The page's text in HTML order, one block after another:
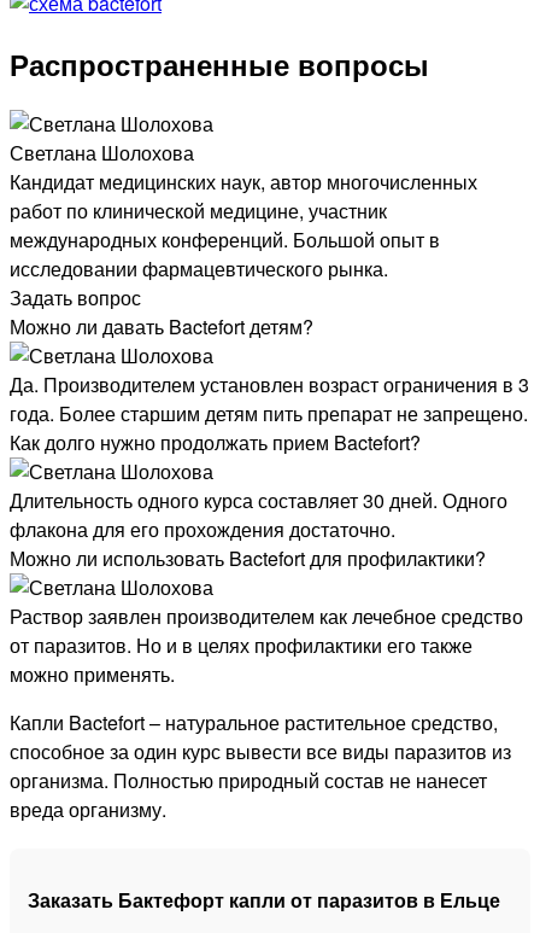
Распространенные вопросы
Светлана Шолохова
Кандидат медицинских наук, автор многочисленных
работ по клинической медицине, участник
международных конференций. Большой опыт в
исследовании фармацевтического рынка.
Задать вопрос
Можно ли давать Bactefort детям?
Да. Производителем установлен возраст ограничения в 3
года. Более старшим детям пить препарат не запрещено.
Как долго нужно продолжать прием Bactefort?
Длительность одного курса составляет 30 дней. Одного
флакона для его прохождения достаточно.
Можно ли использовать Bactefort для профилактики?
Раствор заявлен производителем как лечебное средство
от паразитов. Но и в целях профилактики его также
можно применять.
Капли Bactefort – натуральное растительное средство,
способное за один курс вывести все виды паразитов из
организма. Полностью природный состав не нанесет
вреда организму.
Заказать Бактефорт капли от паразитов в Ельце